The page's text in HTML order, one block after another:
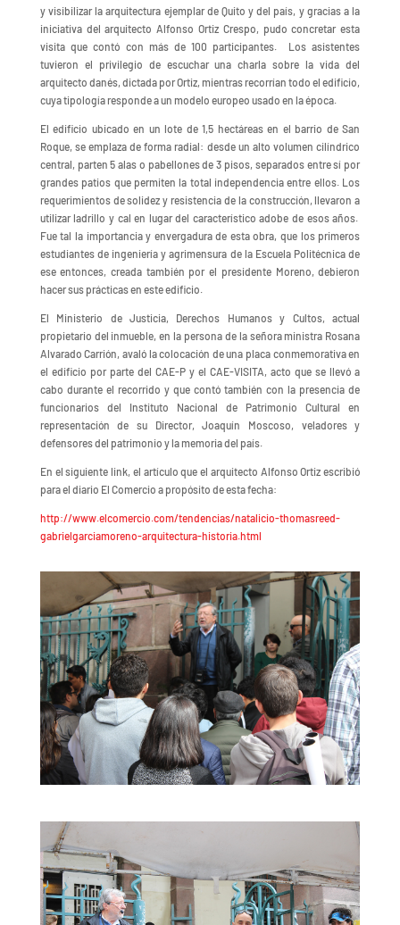
y visibilizar la arquitectura ejemplar de Quito y del país, y gracias a la
iniciativa del arquitecto Alfonso Ortiz Crespo, pudo concretar esta
visita que contó con más de 100 participantes. Los asistentes
tuvieron el privilegio de escuchar una charla sobre la vida del
arquitecto danés, dictada por Ortiz, mientras recorrían todo el edificio,
cuya tipología responde a un modelo europeo usado en la época.
El edificio ubicado en un lote de 1,5 hectáreas en el barrio de San
Roque, se emplaza de forma radial: desde un alto volumen cilíndrico
central, parten 5 alas o pabellones de 3 pisos, separados entre sí por
grandes patios que permiten la total independencia entre ellos. Los
requerimientos de solidez y resistencia de la construcción, llevaron a
utilizar ladrillo y cal en lugar del característico adobe de esos años.
Fue tal la importancia y envergadura de esta obra, que los primeros
estudiantes de ingeniería y agrimensura de la Escuela Politécnica de
ese entonces, creada también por el presidente Moreno, debieron
hacer sus prácticas en este edificio.
El Ministerio de Justicia, Derechos Humanos y Cultos, actual
propietario del inmueble, en la persona de la señora ministra Rosana
Alvarado Carrión, avaló la colocación de una placa conmemorativa en
el edificio por parte del CAE-P y el CAE-VISITA, acto que se llevó a
cabo durante el recorrido y que contó también con la presencia de
funcionarios del Instituto Nacional de Patrimonio Cultural en
representación de su Director, Joaquín Moscoso, veladores y
defensores del patrimonio y la memoria del país.
En el siguiente link, el artículo que el arquitecto Alfonso Ortiz escribió
para el diario El Comercio a propósito de esta fecha:
http://www.elcomercio.com/tendencias/natalicio-thomasreed-
gabrielgarciamoreno-arquitectura-historia.html